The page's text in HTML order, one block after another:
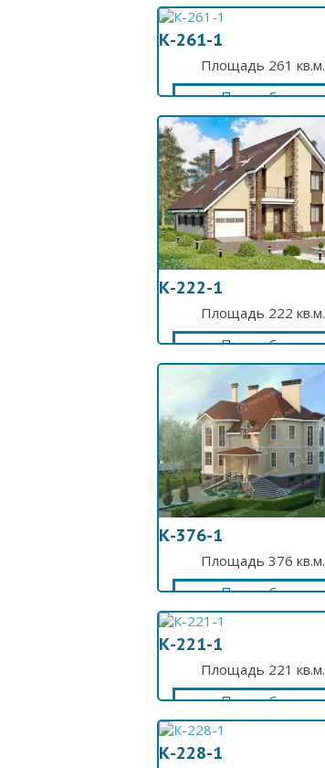
К-261-1
Площадь 261 кв.м.
Подробнее
К-222-1
Площадь 222 кв.м.
Подробнее
К-376-1
Площадь 376 кв.м.
Подробнее
К-221-1
Площадь 221 кв.м.
Подробнее
К-228-1